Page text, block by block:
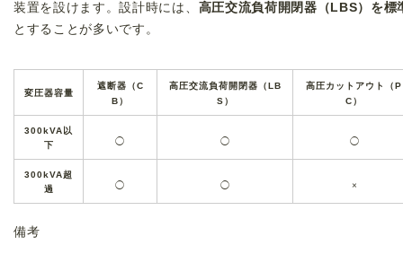
装置を設けます。設計時には、 高圧交流負荷開閉器（LBS）を標
とすることが多いです。
変圧器容量
遮断器（C
B）
高圧交流負荷開閉器（LB
S）
高圧カットアウト（P
C）
300kVA以
下
◯ ◯ ◯
300kVA超
過
◯ ◯ ×
備考